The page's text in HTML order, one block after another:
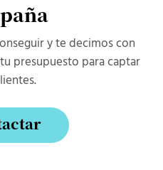
y te decimos con
presupuesto para captar